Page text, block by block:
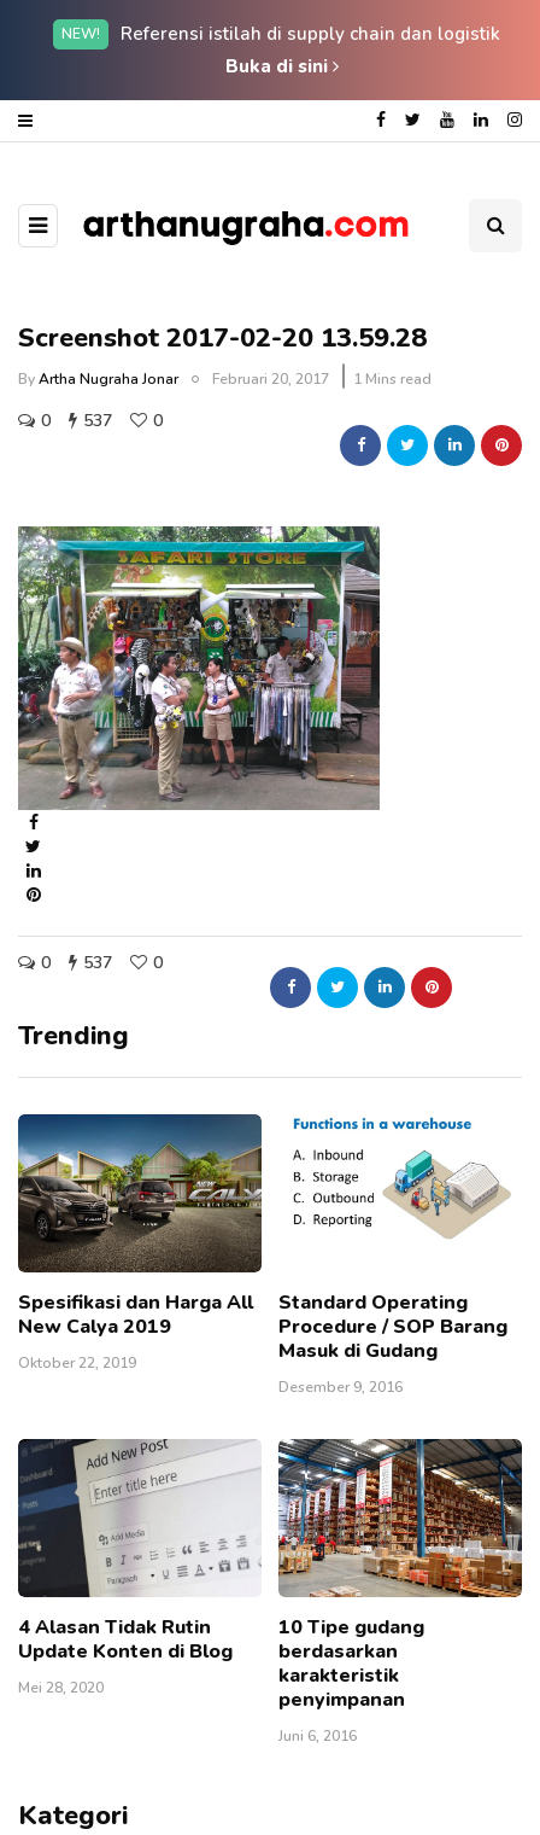
NEW!
Referensi istilah di supply chain dan logistik
Buka di sini
Screenshot 2017-02-20 13.59.28
ByArtha Nugraha Jonar Februari 20, 2017 1 Mins read
0 537 0
0 537 0
Trending
Spesifikasi dan Harga All
New Calya 2019
Oktober 22, 2019
Standard Operating
Procedure / SOP Barang
Masuk di Gudang
Desember 9, 2016
4 Alasan Tidak Rutin
Update Konten di Blog
Mei 28, 2020
10 Tipe gudang
berdasarkan
karakteristik
penyimpanan
Juni 6, 2016
Kategori